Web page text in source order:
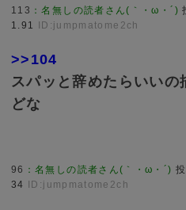
113 ：名無しの読者さん(｀・ω・´)
1.91
ID:jumpmatome2ch
>>104
スパッと辞めたらいいの
どな
96 ：名無しの読者さん(｀・ω・´)
34
ID:jumpmatome2ch